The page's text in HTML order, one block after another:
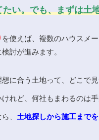
たい。でも、まずは土
を使えば、複数のハウスメ
検討が進みます。
想に合う土地って、どこで
けれど、何社もまわるのは
、 土地探しから施工まで